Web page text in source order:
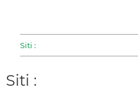
Siti :
Siti :